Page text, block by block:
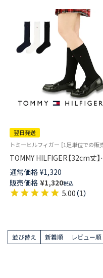
翌日発送
TOMMY HILFIGER【32cm丈】
クールソックス ワンポイント
両面刺繍 レディース ハイソッ
クス 【365日最短翌日発送】
93481804
通常価格 ¥1,320
販売価格 ¥1,320税込
5.00（1）
並び替え 新着順 レビュー順